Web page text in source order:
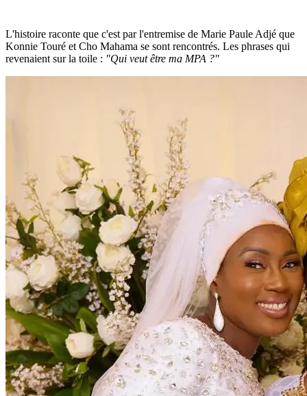
L'histoire raconte que c'est par l'entremise de Marie Paule Adjé que
Konnie Touré et Cho Mahama se sont rencontrés. Les phrases qui
revenaient sur la toile : "Qui veut être ma MPA ?"